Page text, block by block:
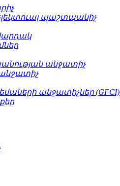
պաշտպանիչ
անջատիչ
անջատիչներ (GFCI)